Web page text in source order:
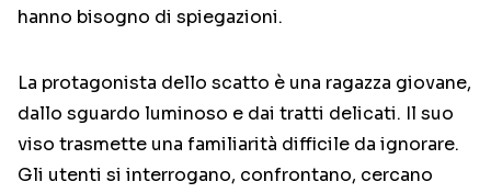
hanno bisogno di spiegazioni.
La protagonista dello scatto è una ragazza giovane,
dallo sguardo luminoso e dai tratti delicati. Il suo
viso trasmette una familiarità difficile da ignorare.
Gli utenti si interrogano, confrontano, cercano